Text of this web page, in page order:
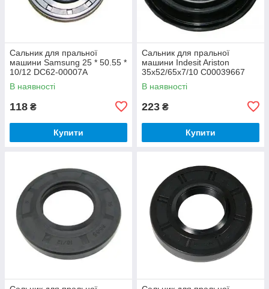
Сальник для пральної
машини Samsung 25 * 50.55 *
10/12 DC62-00007A
В наявності
118 ₴
Купити
Сальник для пральної
машини Indesit Ariston
35x52/65x7/10 C00039667
В наявності
223 ₴
Купити